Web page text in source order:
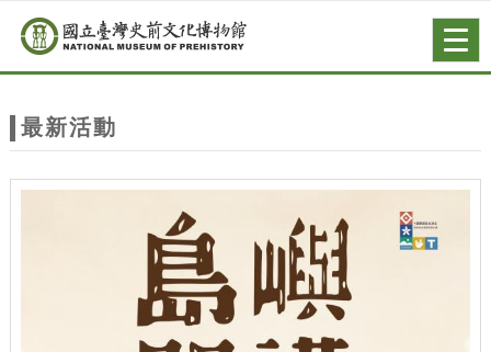
站
主
跳到主要內容
網站導覽
最新活動